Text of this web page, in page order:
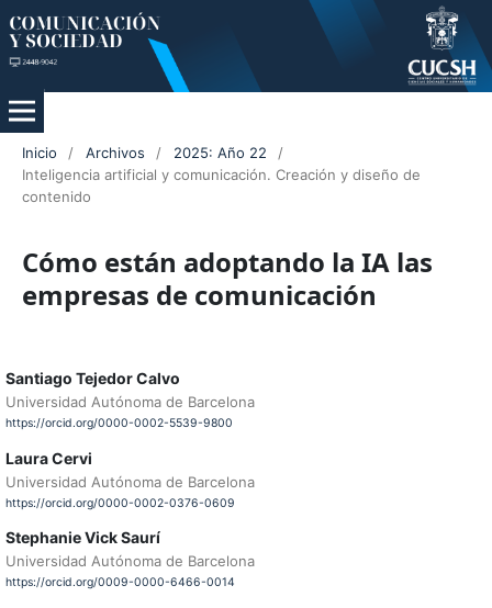
Inicio / Archivos / 2025: Año 22
/
Inteligencia artificial y comunicación. Creación y diseño de
contenido
Cómo están adoptando la IA las
empresas de comunicación
Santiago Tejedor Calvo
Universidad Autónoma de Barcelona
https://orcid.org/0000-0002-5539-9800
Laura Cervi
Universidad Autónoma de Barcelona
https://orcid.org/0000-0002-0376-0609
Stephanie Vick Saurí
Universidad Autónoma de Barcelona
https://orcid.org/0009-0000-6466-0014